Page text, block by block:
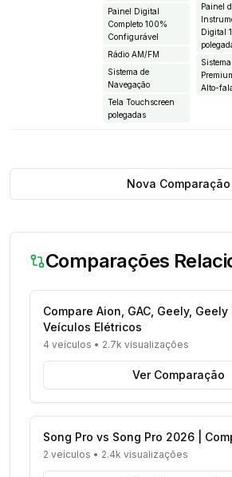
Painel Digital
Completo 100%
Configurável
Rádio AM/FM
Sistema de
Navegação
Tela Touchscreen
polegadas
Painel
Digital
Alto-
Nova Comparação
Comparações
Compare Aion, GAC, Geely, Geely
Veículos Elétricos
4 veículos • 2.7k visualizações
Ver Comparação
Song Pro vs Song Pro 2026 |
2 veículos • 2.4k visualizações